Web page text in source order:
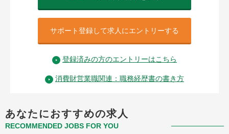
サポート登録して求人にエントリーする
登録済みの方のエントリーはこちら
消費財営業職関連：職務経歴書の書き方
あなたにおすすめの求人
RECOMMENDED JOBS FOR YOU